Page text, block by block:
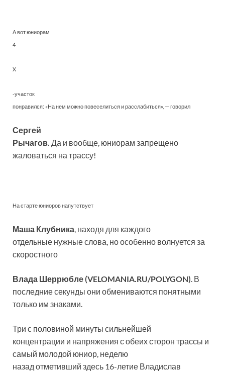
А вот юниорам
4
X
-участок
понравился: «На нем можно повеселиться и расслабиться», — говорил
Сергей
Рычагов. Да и вообще, юниорам запрещено
жаловаться на трассу!
На старте юниоров напутствует
Маша Клубника , находя для каждого
отдельные нужные слова, но особенно волнуется за
скоростного
Влада Шеррюбле (VELOMANIA.RU/POLYGON) . В
последние секунды они обмениваются понятными
только им знаками.
Три с половиной минуты сильнейшей
концентрации и напряжения с обеих сторон трассы и
самый молодой юниор, неделю
назад отметивший здесь 16-летие Владислав